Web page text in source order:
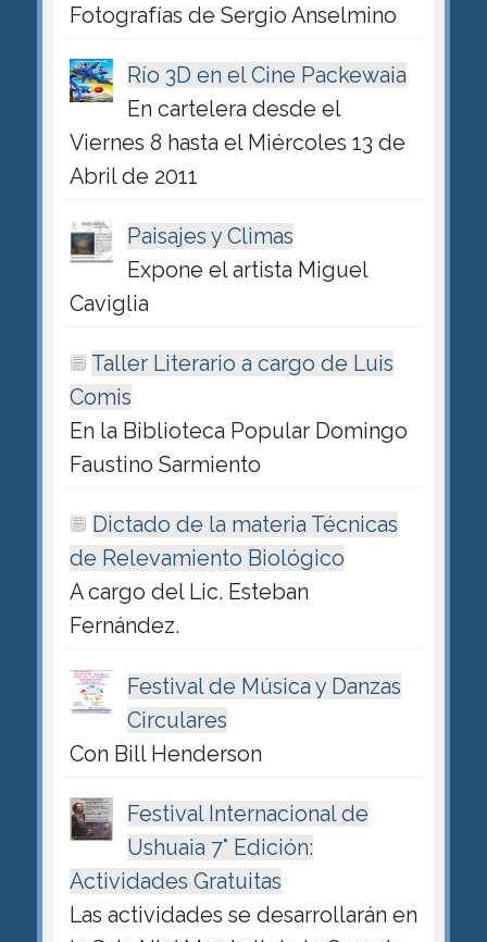
Fotografías de Sergio Anselmino
Río 3D en el Cine Packewaia
En cartelera desde el
Viernes 8 hasta el Miércoles 13 de
Abril de 2011
Paisajes y Climas
Expone el artista Miguel
Caviglia
Taller Literario a cargo de Luis
Comis
En la Biblioteca Popular Domingo
Faustino Sarmiento
Dictado de la materia Técnicas
de Relevamiento Biológico
A cargo del Lic. Esteban
Fernández.
Festival de Música y Danzas
Circulares
Con Bill Henderson
Festival Internacional de
Ushuaia 7° Edición:
Actividades Gratuitas
Las actividades se desarrollarán en